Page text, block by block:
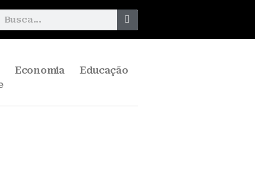
Economia
Educação